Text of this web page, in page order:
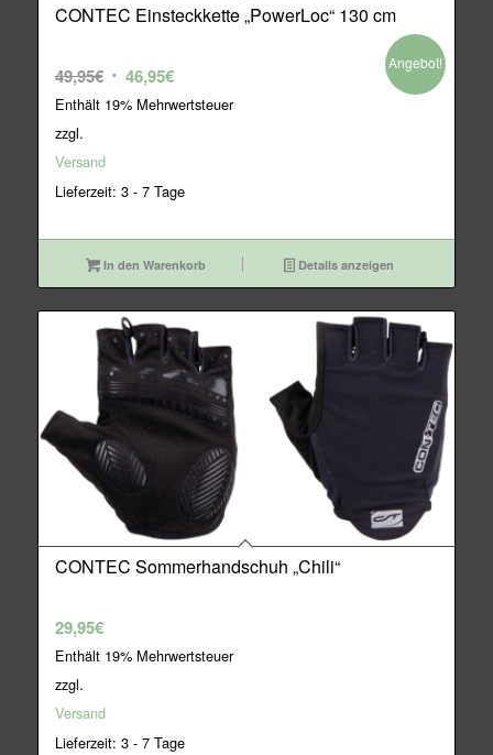
CONTEC Einsteckkette „PowerLoc“ 130 cm
49,95€ Ursprünglicher
Preis
46,95€Aktueller
Preis
Enthält 19% Mehrwertsteuer
zzgl.
Versand
Lieferzeit: 3 - 7 Tage
Angebot!
In den Warenkorb Details anzeigen
CONTEC Sommerhandschuh „Chili“
29,95€
Enthält 19% Mehrwertsteuer
zzgl.
Versand
Lieferzeit: 3 - 7 Tage